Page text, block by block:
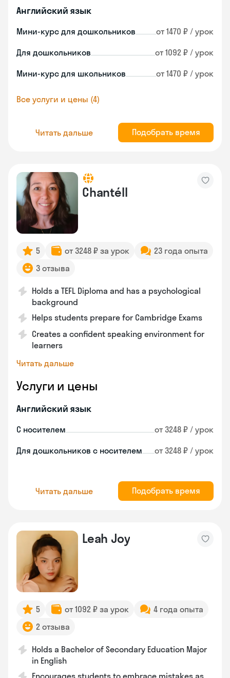
Английский язык
Мини-курс для дошкольников от 1470 ₽ / урок
Для дошкольников от 1092 ₽ / урок
Мини-курс для школьников от 1470 ₽ / урок
Все услуги и цены (4)
Читать дальше Подобрать время
Chantéll
5 от 3248 ₽ за урок
23 года опыта
3 отзыва
Holds a TEFL Diploma and has a psychological
background
Helps students prepare for Cambridge Exams
Creates a confident speaking environment for
learners
Читать дальше
Услуги и цены
Английский язык
С носителем от 3248 ₽ / урок
Для дошкольников с носителем от 3248 ₽ / урок
Читать дальше Подобрать время
Leah Joy
5 от 1092 ₽ за урок
4 года опыта
2 отзыва
Holds a Bachelor of Secondary Education Major
in English
Encourages students to embrace mistakes as